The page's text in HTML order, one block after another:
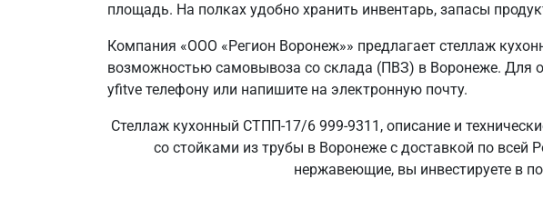
площадь. На полках удобно хранить инвентарь, запасы
Компания «ООО «Регион Воронеж»» предлагает стеллаж
возможностью самовывоза со склада (ПВЗ) в Воронеже. Для
yfitve телефону или напишите на электронную почту.
Стеллаж кухонный СТПП-17/6 999-9311, описание и
со стойками из трубы в Воронеже с доставкой по всей
нержавеющие, вы инвестируете в